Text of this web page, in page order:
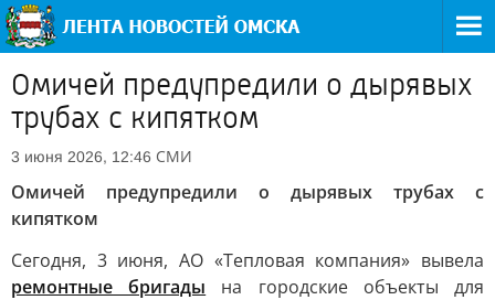
Омичей предупредили о дырявых
трубах с кипятком
3 июня 2026, 12:46 СМИ
Омичей предупредили о дырявых трубах с
кипятком
Сегодня, 3 июня, АО «Тепловая компания» вывела
ремонтные бригады на городские объекты для